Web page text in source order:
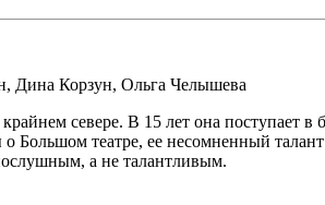
, Дина Корзун, Ольга Челышева
севере. В 15 лет она поступает
театре, ее несомненный
а не талантливым.